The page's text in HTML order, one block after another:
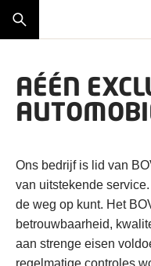
AÉÉN
Ons bedrijf is lid van
van uitstekende
de weg op kunt. Het
betrouwbaarheid,
aan strenge eisen
regelmatige controles